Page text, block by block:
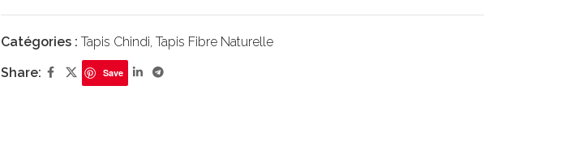
Catégories : Tapis Chindi, Tapis Fibre Naturelle
Share: Save